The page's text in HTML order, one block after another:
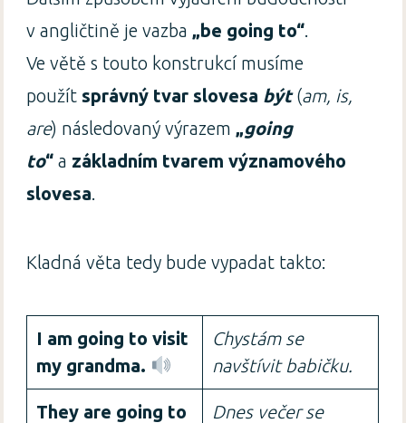
v angličtině je vazba „be going to“
Ve větě s touto konstrukcí musíme
použít správný tvar slovesa být(am, is,
are) následovaný výrazem „going
to“ a základním tvarem významového
slovesa
Kladná věta tedy bude vypadat takto:
I am going to visit
my grandma.
Chystám se
navštívit babičku.
They are going to
Dnes večer se